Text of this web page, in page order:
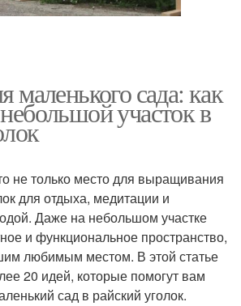
маленького сада: как
участок в
не только место для выращивания
для отдыха, медитации и
Даже на небольшом участке
и функциональное пространство,
любимым местом. В этой статье
20 идей, которые помогут вам
сад в райский уголок.